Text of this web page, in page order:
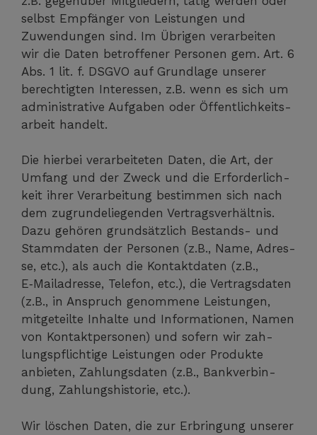
selbst Emp­fän­ger von Leis­tun­gen und
Zuwen­dun­gen sind. Im Übri­gen ver­ar­bei­ten
wir die Daten betrof­fe­ner Per­so­nen gem. Art. 6
Abs. 1 lit. f. DSGVO auf Grund­la­ge unse­rer
berech­tig­ten Inter­es­sen, z.B. wenn es sich um
admi­nis­tra­ti­ve Auf­ga­ben oder Öffent­lich­keits­
ar­beit handelt.
Die hier­bei ver­ar­bei­te­ten Daten, die Art, der
Umfang und der Zweck und die Erfor­der­lich­
keit ihrer Ver­ar­bei­tung bestim­men sich nach
dem zugrun­de­lie­gen­den Ver­trags­ver­hält­nis.
Dazu gehö­ren grund­sätz­lich Bestands- und
Stamm­da­ten der Per­so­nen (z.B., Name, Adres­
se, etc.), als auch die Kon­takt­da­ten (z.B.,
E‑Mailadresse, Tele­fon, etc.), die Ver­trags­da­ten
(z.B., in Anspruch genom­me­ne Leis­tun­gen,
mit­ge­teil­te Inhal­te und Infor­ma­tio­nen, Namen
von Kon­takt­per­so­nen) und sofern wir zah­
lungs­pflich­ti­ge Leis­tun­gen oder Pro­duk­te
anbie­ten, Zah­lungs­da­ten (z.B., Bank­ver­bin­
dung, Zah­lungs­his­to­rie, etc.).
Wir löschen Daten, die zur Erbrin­gung unse­rer